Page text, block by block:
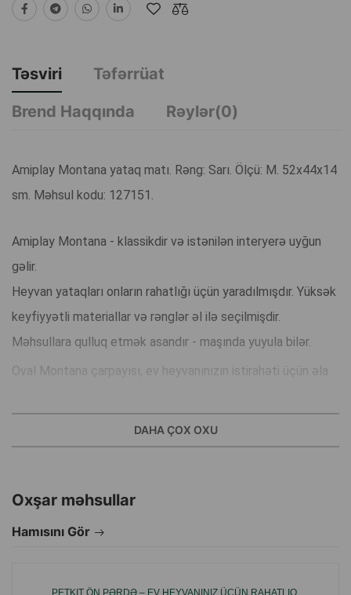
Təsviri
Təfərrüat
Brend Haqqında
Rəylər(0)
Amiplay Montana yataq matı. Rəng: Sarı. Ölçü: M. 52x44x14
sm. Məhsul kodu: 127151.
Amiplay Montana - klassikdir və istənilən interyerə uyğun
gəlir.
Heyvan yataqları onların rahatlığı üçün yaradılmışdır. Yüksək
keyfiyyətli materiallar və rənglər əl ilə seçilmişdir.
Məhsullara qulluq etmək asandır - maşında yuyula bilər.
Oval Montana çarpayısı, ev heyvanınızın istirahəti üçün əla
hazırlanmışdır, xüsusi sintetik yun və deformasiyaya davamlı
heyvanınıza uzun müddət xidmət edəcək.
DAHA ÇOX OXU
Oxşar məhsullar
Hamısını Gör
PETKIT ÖN PƏRDƏ – EV HEYVANINIZ ÜÇÜN RAHATLIQ,